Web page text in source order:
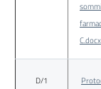
C.docx
D/1